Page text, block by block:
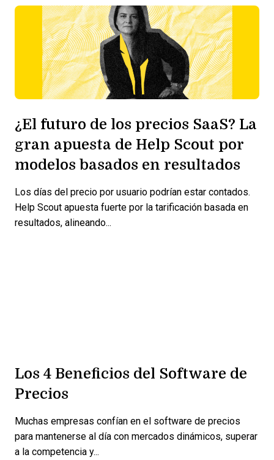
¿El futuro de los precios SaaS? La
gran apuesta de Help Scout por
modelos basados en resultados
Los días del precio por usuario podrían estar contados.
Help Scout apuesta fuerte por la tarificación basada en
resultados, alineando...
Los 4 Beneficios del Software de
Precios
Muchas empresas confían en el software de precios
para mantenerse al día con mercados dinámicos, superar
a la competencia y...